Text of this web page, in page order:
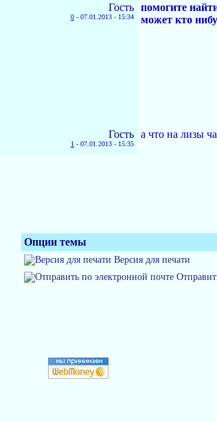
Гость
0 - 07.01.2013 - 15:34
помогите
может кто
Гость
1 - 07.01.2013 - 15:35
а что на лизы
Опции темы
Версия для печати